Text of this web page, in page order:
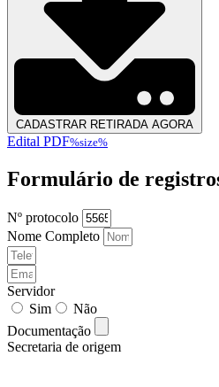
CADASTRAR RETIRADA AGORA
Edital PDF%size%
Formulário de
Nº protocolo
Nome Completo
Servidor
Sim
Não
Documentação
Secretaria de origem